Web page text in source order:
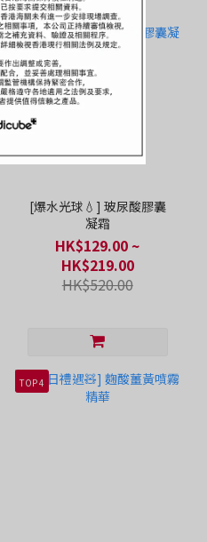
[爆水光球💧] 玻尿酸膠囊
凝霜
HK$129.00 ~
HK$219.00
HK$520.00
TOP 4